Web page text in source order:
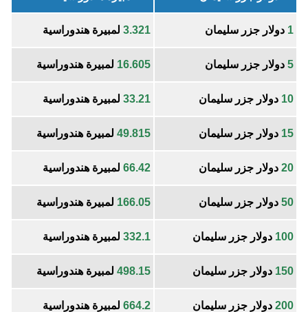
1 دولار جزر سليمان 3.321 لمبيرة هندوراسية
5 دولار جزر سليمان 16.605 لمبيرة هندوراسية
10 دولار جزر سليمان 33.21 لمبيرة هندوراسية
15 دولار جزر سليمان 49.815 لمبيرة هندوراسية
20 دولار جزر سليمان 66.42 لمبيرة هندوراسية
50 دولار جزر سليمان 166.05 لمبيرة هندوراسية
100 دولار جزر سليمان 332.1 لمبيرة هندوراسية
150 دولار جزر سليمان 498.15 لمبيرة هندوراسية
200 دولار جزر سليمان 664.2 لمبيرة هندوراسية